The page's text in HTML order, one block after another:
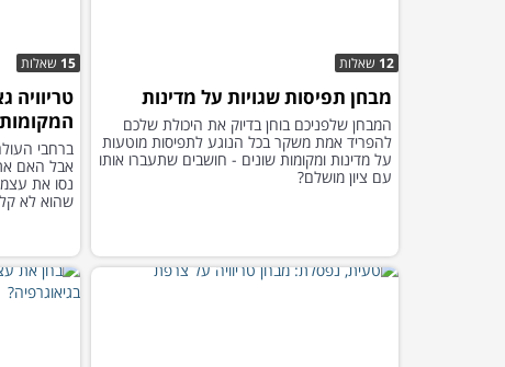
12 שאלות
מבחן תפיסות שגויות על מדינות
המבחן שלפניכם בוחן בדיוק את היכולת שלכם
להפריד אמת משקר בכל הנוגע לתפיסות מוטעות
על מדינות ומקומות שונים - חושבים שתעברו אותו
עם ציון מושלם?
15 שאלות
טריוויה
ברחבי
אבל האם
נסו את
שהוא לא